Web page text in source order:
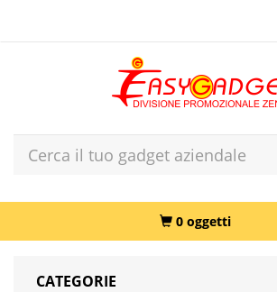
0 oggetti
CATEGORIE